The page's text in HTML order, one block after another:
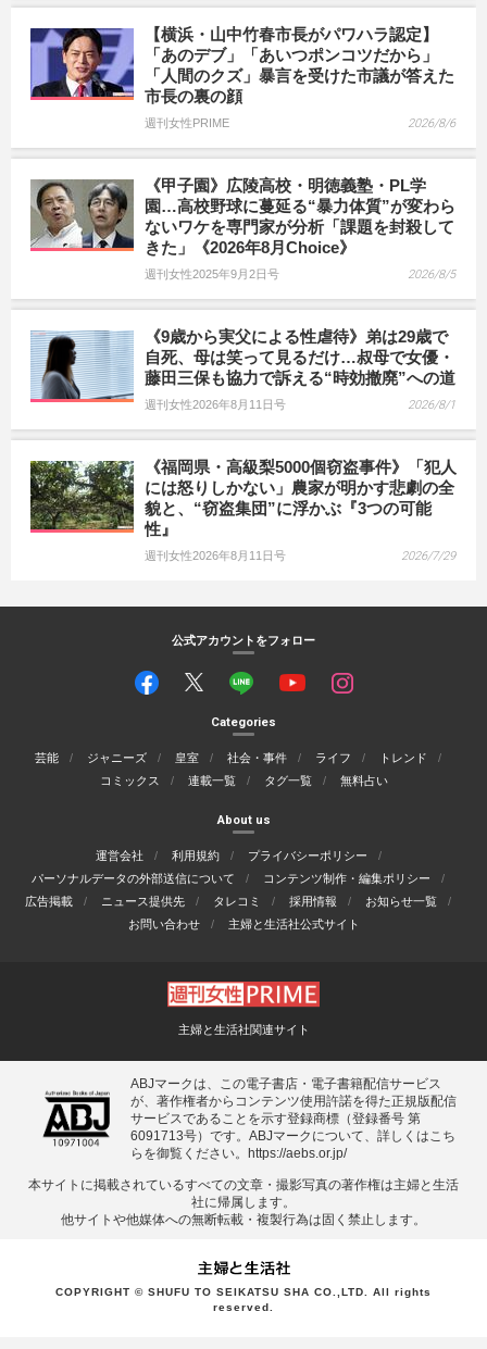
【横浜・山中竹春市長がパワハラ認定】
「あのデブ」「あいつポンコツだから」
「人間のクズ」暴言を受けた市議が答えた
市長の裏の顔
週刊女性PRIME 2026/8/6
《甲子園》広陵高校・明徳義塾・PL学
園…高校野球に蔓延る“暴力体質”が変わら
ないワケを専門家が分析「課題を封殺して
きた」《2026年8月Choice》
週刊女性2025年9月2日号 2026/8/5
《9歳から実父による性虐待》弟は29歳で
自死、母は笑って見るだけ…叔母で女優・
藤田三保も協力で訴える“時効撤廃”への道
週刊女性2026年8月11日号 2026/8/1
《福岡県・高級梨5000個窃盗事件》「犯人
には怒りしかない」農家が明かす悲劇の全
貌と、“窃盗集団”に浮かぶ『3つの可能
性』
週刊女性2026年8月11日号 2026/7/29
公式アカウントをフォロー
Categories
芸能 ジャニーズ 皇室 社会・事件 ライフ
トレンド
コミックス
連載一覧 タグ一覧 無料占い
About us
運営会社 利用規約
プライバシーポリシー
パーソナルデータの外部送信について
コンテンツ制作・編集ポリシー
広告掲載
ニュース提供先 タレコミ 採用情報
お知らせ一覧
お問い合わせ
主婦と生活社公式サイト
主婦と生活社関連サイト
ABJマークは、この電子書店・電子書籍配信サービス
が、著作権者からコンテンツ使用許諾を得た正規版配信
サービスであることを示す登録商標（登録番号 第
6091713号）です。ABJマークについて、詳しくはこち
らを御覧ください。
https://aebs.or.jp/
本サイトに掲載されているすべての⽂章・撮影写真の著作権は主婦と⽣活
社に帰属します。
他サイトや他媒体への無断転載・複製⾏為は固く禁⽌します。
COPYRIGHT © SHUFU TO SEIKATSU SHA CO.,LTD. All rights
reserved.